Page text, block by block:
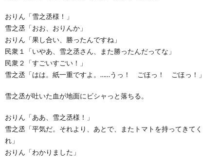
おりん「雪之丞様！」
雪之丞「おお、おりんか」
おりん「果し合い、勝ったんですね」
民衆１「いやあ、雪之丞さん、また勝ったんだってな」
民衆２「すごいすごい！」
雪之丞「はは。紙一重ですよ。……うっ！ ごほっ！ ごほっ！」
雪之丞が吐いた血が地面にビシャっと落ちる。
おりん「ああ、雪之丞様！」
雪之丞「平気だ。それより、あとで、またトマトを持ってきてく
れ」
おりん「わかりました」